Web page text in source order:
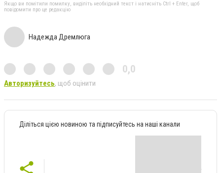
Якщо ви помітили помилку, виділіть необхідний текст і натисніть Ctrl + Enter, щоб
повідомити про це редакцію
Надежда Дремлюга
0,0
Авторизуйтесь, щоб оцінити
Діліться цією новиною та підписуйтесь на наші канали